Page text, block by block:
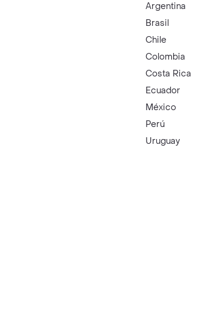
Argentina
Brasil
Chile
Colombia
Costa Rica
Ecuador
México
Perú
Uruguay